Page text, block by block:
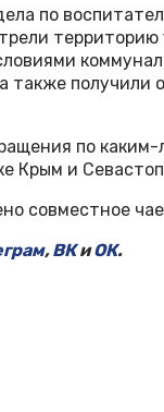
по
также
по каким-
Крым и
совместное
,ВКиОК.